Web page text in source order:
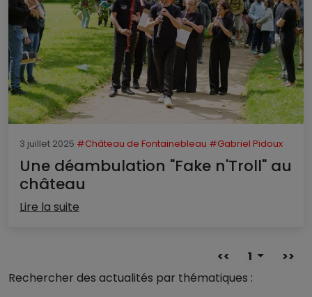
3 juillet 2025 #Château de Fontainebleau #Gabriel Pidoux
Une déambulation "Fake n'Troll" au
château
Lire la suite
<< 1
>>
Rechercher des actualités par thématiques :